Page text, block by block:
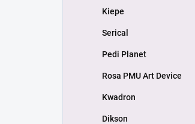
Kiepe
Serical
Pedi Planet
Rosa PMU Art Device
Kwadron
Dikson